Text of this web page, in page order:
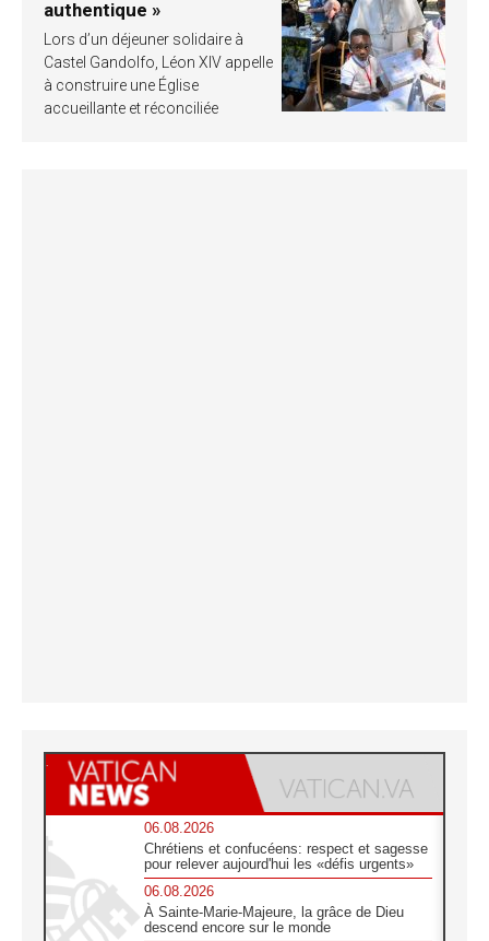
authentique »
Lors d’un déjeuner solidaire à
Castel Gandolfo, Léon XIV appelle
à construire une Église
accueillante et réconciliée
06.08.2026
Chrétiens et confucéens: respect et sagesse
pour relever aujourd'hui les «défis urgents»
06.08.2026
À Sainte-Marie-Majeure, la grâce de Dieu
descend encore sur le monde